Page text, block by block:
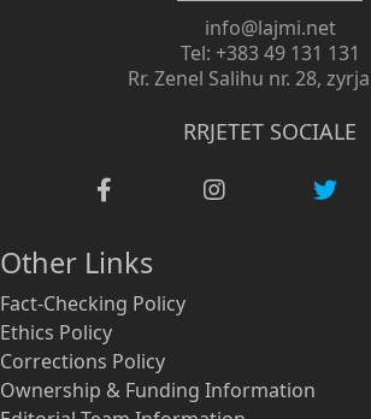
info@lajmi.net
Tel: +383 49 131 131
Rr. Zenel Salihu nr. 28,
RRJETET SOCIALE
Other Links
Fact-Checking Policy
Ethics Policy
Corrections Policy
Ownership & Funding Information